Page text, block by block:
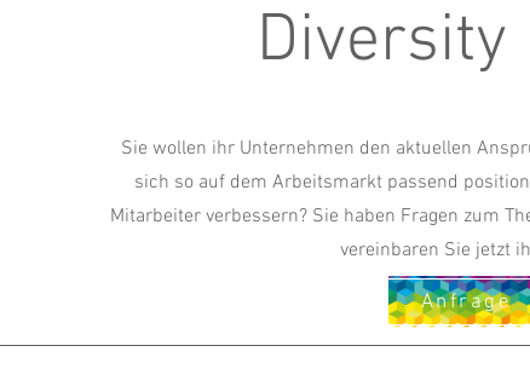
Diversity
Sie wollen ihr Unternehmen den aktuellen
sich so auf dem Arbeitsmarkt passend
Mitarbeiter verbessern? Sie haben Fragen zum
vereinbaren Sie jetzt
Anfrage